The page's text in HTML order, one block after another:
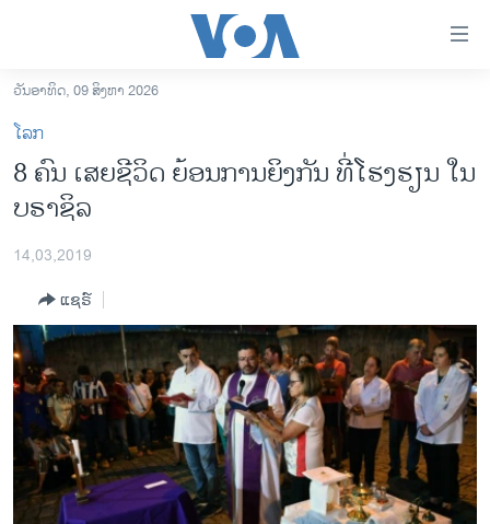
ເຂົ້າ
ຫາ
ຂ້າມ
ຂ້າມ
ຫາ
ລາວ
ອາເມຣິກາ
ຂ່າວ​ຈີນ
ໂລກ
ເອເຊຍ
ອິດສະຫຼະພາບດ້ານການຂ່າວ
ຊີວິດຊາວລາວ
ຊຸມຊົນຊາວລາວ
ວິທະຍາສາດ-ເທັກໂນໂລຈີ
ວັນອາທິດ, 09 ສິງຫາ 2026
ໂລກ
8 ຄົນ ​ເສຍ​ຊີ​ວິດ ຍ້ອນ​ການ​ຍິງ​ກັນ ​ທີ່​ໂຮ​ງ​ຮຽນ ໃນ
​ບ​ຣາ​ຊິ​ລ
14,03,2019
ແຊຣ໌